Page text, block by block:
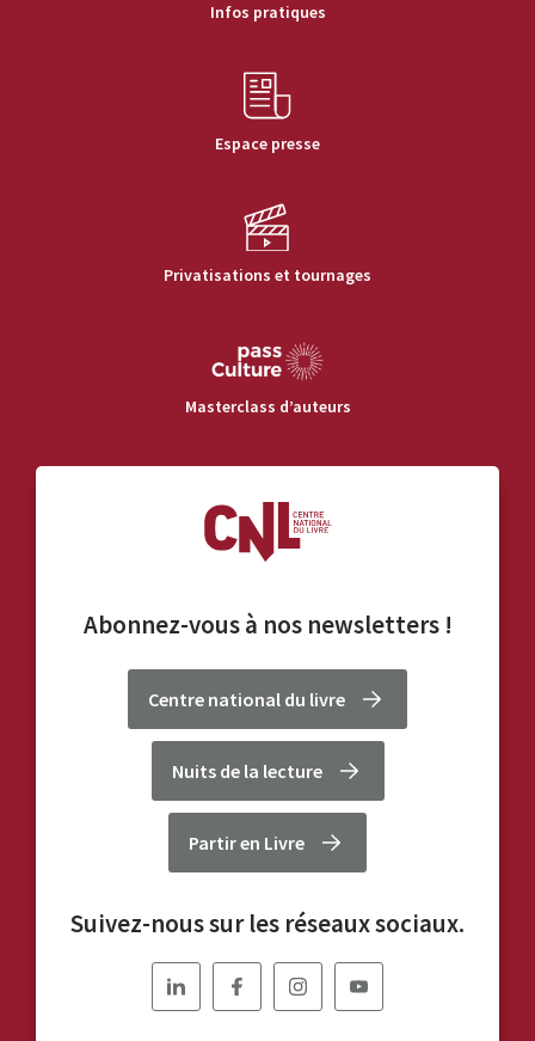
Infos pratiques
Espace presse
Privatisations et tournages
Masterclass d’auteurs
Abonnez-vous à nos newsletters!
Centre national du livre
Nuits de la lecture
Partir en Livre
Suivez-nous sur les réseaux sociaux.
Nous
Nous
Nous
Nous